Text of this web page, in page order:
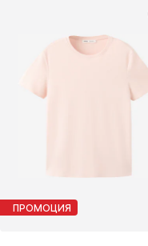
ПРОМОЦИЯ